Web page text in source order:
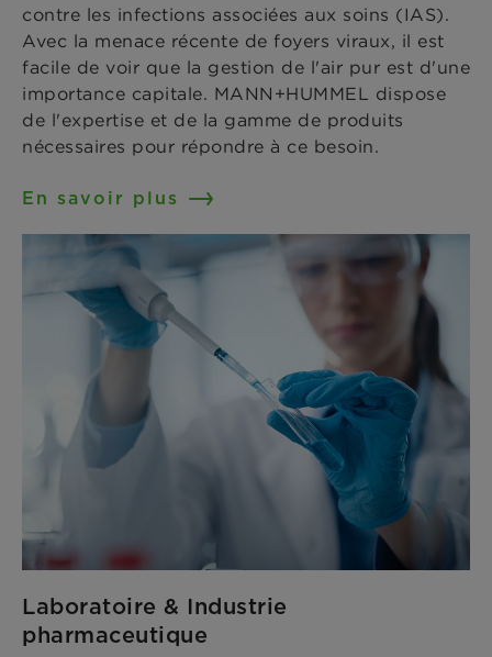
contre les infections associées aux soins (IAS).
Avec la menace récente de foyers viraux, il est
facile de voir que la gestion de l'air pur est d'une
importance capitale. MANN+HUMMEL dispose
de l'expertise et de la gamme de produits
nécessaires pour répondre à ce besoin.
En savoir plus
Laboratoire & Industrie
pharmaceutique